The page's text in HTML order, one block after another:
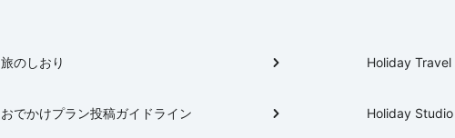
旅のしおり
おでかけプラン投稿ガイドライン
Holiday Travel
Holiday Studio